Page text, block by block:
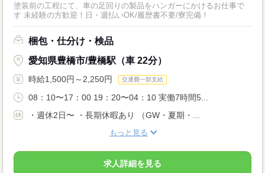
塗装前の工程にて、車の足回りの製品をハンガーにかけるお仕事で
す 未経験の方歓迎！日・週払いOK/履歴書不要/寮完備！
梱包・仕分け・検品
愛知県豊橋市/豊橋駅（車 22分）
時給1,500円～2,250円 交通費一部支給
08：10〜17：00 19：20〜04：10 実働7時間5...
・週休2日〜 ・長期休暇あり （GW・夏期・...
もっと見る
求人詳細を見る